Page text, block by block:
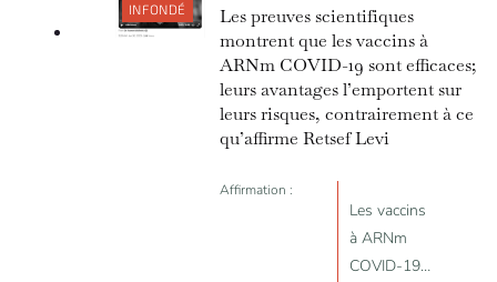
CoV-2
puisse
s'intégrer
dans notre
patrimoine
INFONDÉ
Les preuves scientifiques
montrent que les vaccins à
ARNm COVID-19 sont efficaces;
leurs avantages l’emportent sur
leurs risques, contrairement à ce
qu’affirme Retsef Levi
Affirmation :
Les vaccins
à ARNm
COVID-19